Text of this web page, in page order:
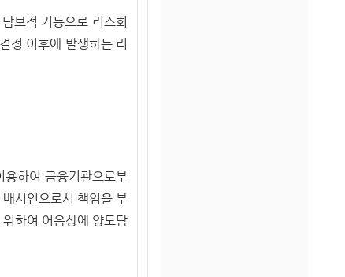
보적 기능으로 리스회
정 이후에 발생하는 리
하여 금융기관으로부
서인으로서 책임을 부
하여 어음상에 양도담